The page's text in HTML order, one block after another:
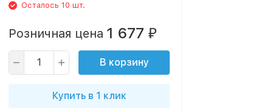
Осталось 10 шт.
Розничная цена 1 677 ₽
В корзину
Купить в 1 клик